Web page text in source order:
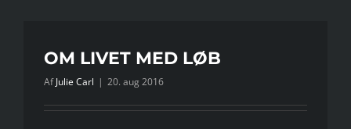
OM LIVET MED LØB
AfJulie Carl | 20. aug 2016